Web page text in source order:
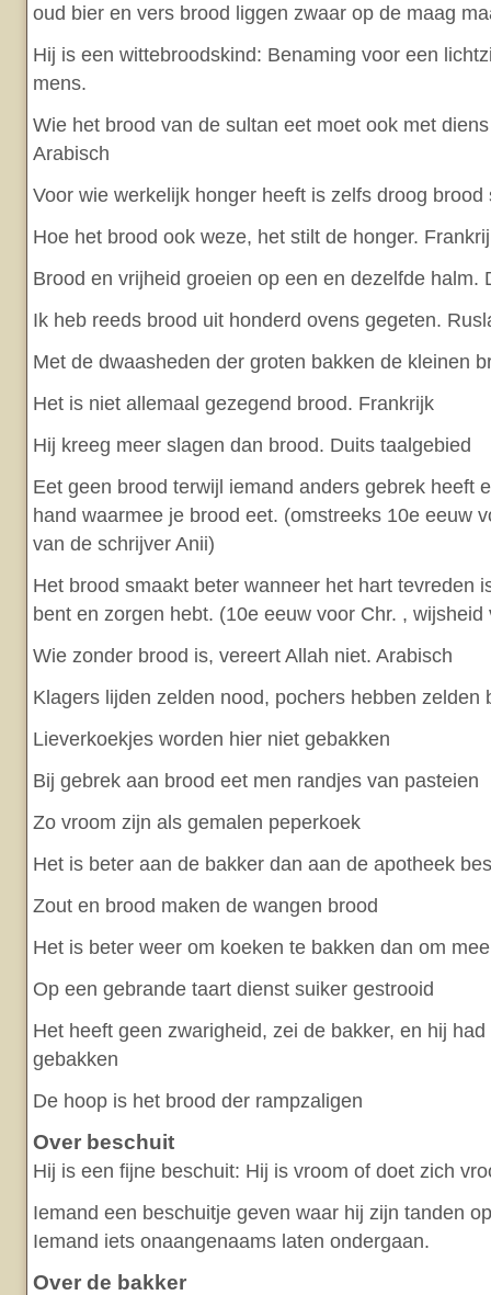
oud bier en vers brood liggen zwaar op de maag
Hij is een wittebroodskind: Benaming voor een
mens.
Wie het brood van de sultan eet moet ook met
Arabisch
Voor wie werkelijk honger heeft is zelfs droog brood
Hoe het brood ook weze, het stilt de honger.
Brood en vrijheid groeien op een en dezelfde halm.
Ik heb reeds brood uit honderd ovens gegeten.
Met de dwaasheden der groten bakken de kleinen
Het is niet allemaal gezegend brood. Frankrijk
Hij kreeg meer slagen dan brood. Duits taalgebied
Eet geen brood terwijl iemand anders gebrek heeft
hand waarmee je brood eet. (omstreeks 10e eeuw
van de schrijver Anii)
Het brood smaakt beter wanneer het hart tevreden
bent en zorgen hebt. (10e eeuw voor Chr. , wijsheid
Wie zonder brood is, vereert Allah niet. Arabisch
Klagers lijden zelden nood, pochers hebben zelden
Lieverkoekjes worden hier niet gebakken
Bij gebrek aan brood eet men randjes van pasteien
Zo vroom zijn als gemalen peperkoek
Het is beter aan de bakker dan aan de apotheek
Zout en brood maken de wangen brood
Het is beter weer om koeken te bakken dan om
Op een gebrande taart dienst suiker gestrooid
Het heeft geen zwarigheid, zei de bakker, en hij
gebakken
De hoop is het brood der rampzaligen
Over beschuit
Hij is een fijne beschuit: Hij is vroom of doet zich
Iemand een beschuitje geven waar hij zijn tanden
Iemand iets onaangenaams laten ondergaan.
Over de bakker